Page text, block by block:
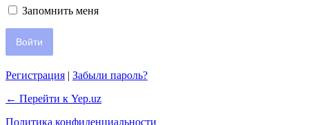
Запомнить меня
Регистрация | Забыли пароль?
← Перейти к Yep.uz
Политика конфиденциальности